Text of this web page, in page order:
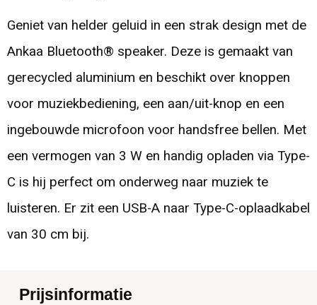
Geniet van helder geluid in een strak design met de
Ankaa Bluetooth® speaker. Deze is gemaakt van
gerecycled aluminium en beschikt over knoppen
voor muziekbediening, een aan/uit-knop en een
ingebouwde microfoon voor handsfree bellen. Met
een vermogen van 3 W en handig opladen via Type-
C is hij perfect om onderweg naar muziek te
luisteren. Er zit een USB-A naar Type-C-oplaadkabel
van 30 cm bij.
Prijsinformatie